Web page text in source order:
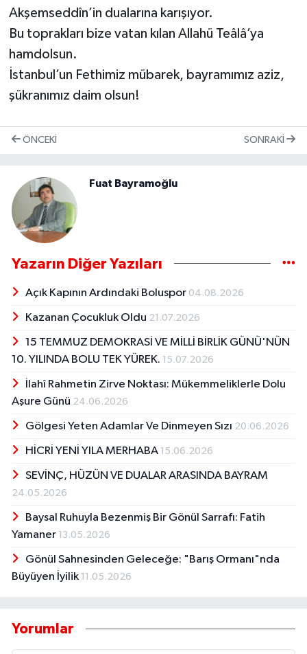
Akşemseddîn’in dualarına karışıyor.
Bu toprakları bize vatan kılan Allahü Teâlâ’ya
hamdolsun.
İstanbul’un Fethimiz mübarek, bayramımız aziz,
şükranımız daim olsun!
ÖNCEKI SONRAKI
Fuat Bayramoğlu
Yazarın Diğer Yazıları
Açık Kapının Ardındaki Boluspor 04.08.2026
Kazanan Çocukluk Oldu 21.07.2026
15 TEMMUZ DEMOKRASİ VE MİLLİ BİRLİK GÜNÜ'NÜN
10. YILINDA BOLU TEK YÜREK. 15.07.2026
İlahî Rahmetin Zirve Noktası: Mükemmeliklerle Dolu
Aşure Günü 24.06.2026
Gölgesi Yeten Adamlar Ve Dinmeyen Sızı 20.06.2026
HİCRİ YENİ YILA MERHABA 15.06.2026
SEVİNÇ, HÜZÜN VE DUALAR ARASINDA BAYRAM
24.05.2026
Baysal Ruhuyla Bezenmiş Bir Gönül Sarrafı: Fatih
Yamaner 13.05.2026
Gönül Sahnesinden Geleceğe: "Barış Ormanı"nda
Büyüyen İyilik 11.05.2026
Yorumlar